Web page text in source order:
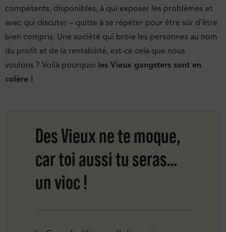
compétents, disponibles, à qui exposer les problèmes et
avec qui discuter – quitte à se répéter pour être sûr d’être
bien compris. Une société qui broie les personnes au nom
du profit et de la rentabilité, est-ce cela que nous
voulons ? Voilà pourquoi les Vieux gangsters sont en
colère !
Des Vieux ne te moque,
car toi aussi tu seras…
un vioc !